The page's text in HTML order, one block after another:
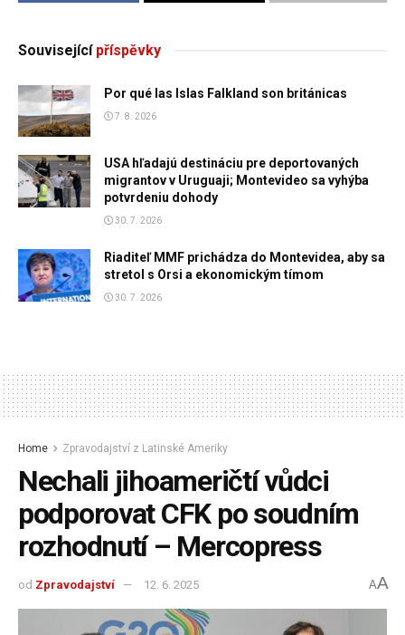
Souvisejícípříspěvky
Por qué las Islas Falkland son británicas
7. 8. 2026
USA hľadajú destináciu pre deportovaných
migrantov v Uruguaji; Montevideo sa vyhýba
potvrdeniu dohody
30. 7. 2026
Riaditeľ MMF prichádza do Montevidea, aby sa
stretol s Orsi a ekonomickým tímom
30. 7. 2026
Home Zpravodajství z Latinské Ameriky
Nechali jihoameričtí vůdci
podporovat CFK po soudním
rozhodnutí – Mercopress
od Zpravodajství 12. 6. 2025 AA